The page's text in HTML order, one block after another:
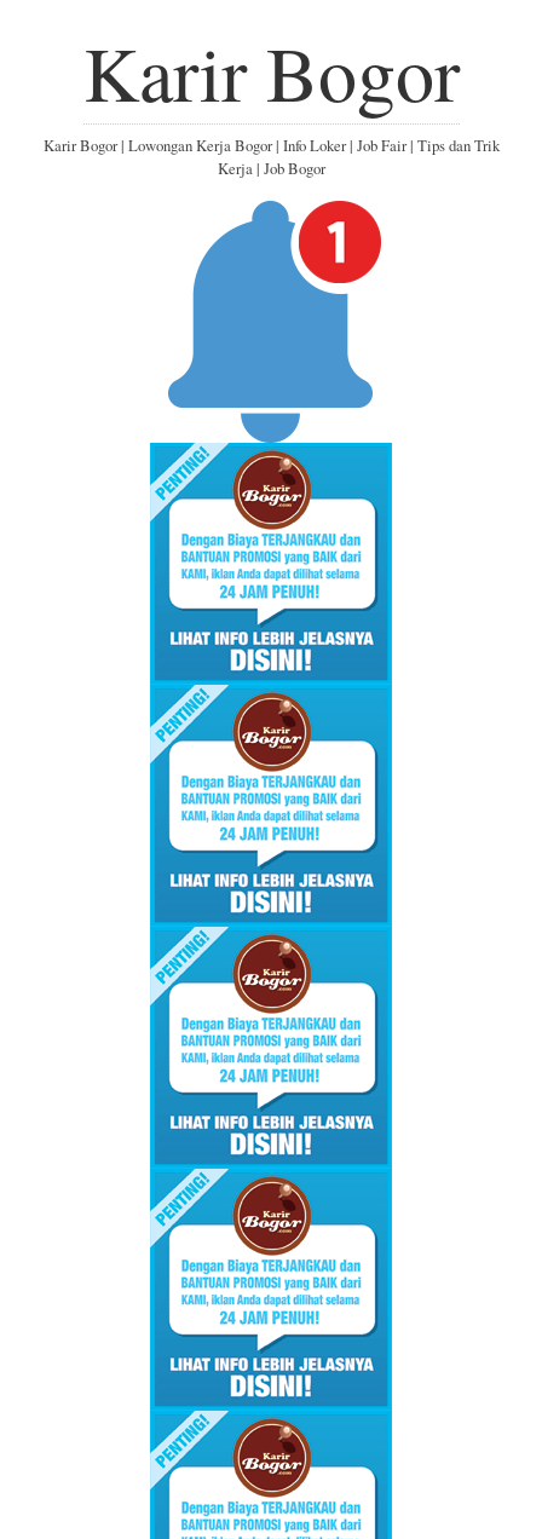
Karir Bogor
Karir Bogor | Lowongan Kerja Bogor | Info Loker | Job Fair | Tips dan Trik
Kerja | Job Bogor